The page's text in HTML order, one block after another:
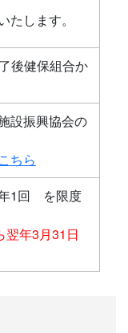
たします。
後健保組合か
設振興協会の
ちら
1回 を限度
翌年3月31日